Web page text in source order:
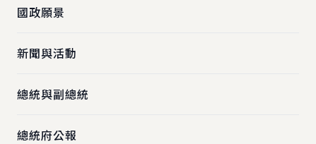
國政願景
新聞與活動
總統與副總統
總統府公報